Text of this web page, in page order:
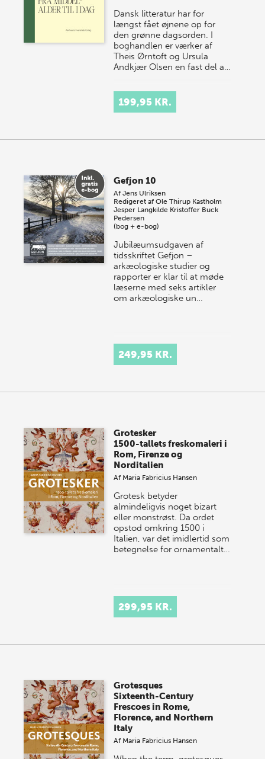
Dansk litteratur har for
længst fået øjnene op for
den grønne dagsorden. I
boghandlen er værker af
Theis Ørntoft og Ursula
Andkjær Olsen en fast del a…
199,95 KR.
Gefjon 10
AfJens Ulriksen
Redigeret afOle Thirup Kastholm
Jesper Langkilde Kristoffer Buck
Pedersen
(bog + e-bog)
Jubilæumsudgaven af
tidsskriftet Gefjon –
arkæologiske studier og
rapporter er klar til at møde
læserne med seks artikler
om arkæologiske un…
249,95 KR.
Grotesker
1500-tallets freskomaleri i
Rom, Firenze og
Norditalien
Af Maria Fabricius Hansen
Grotesk betyder
almindeligvis noget bizart
eller monstrøst. Da ordet
opstod omkring 1500 i
Italien, var det imidlertid som
betegnelse for ornamentalt…
299,95 KR.
Grotesques
Sixteenth-Century
Frescoes in Rome,
Florence, and Northern
Italy
Af Maria Fabricius Hansen